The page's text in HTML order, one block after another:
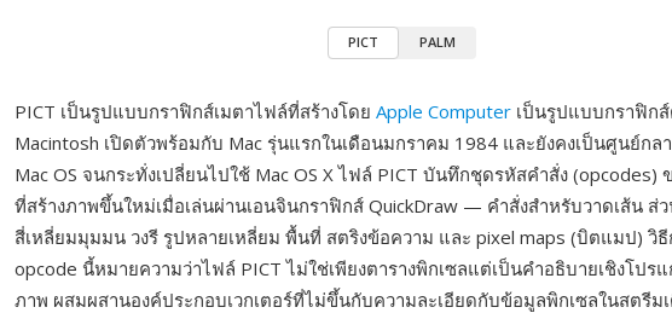
PICT PALM
PICT เป็นรูปแบบกราฟิกส์เมตาไฟล์ที่สร้างโดย Apple Computer เป็นรูปแบบกราฟิก
Macintosh เปิดตัวพร้อมกับ Mac รุ่นแรกในเดือนมกราคม 1984 และยังคงเป็นศูนย์กล
Mac OS จนกระทั่งเปลี่ยนไปใช้ Mac OS X ไฟล์ PICT บันทึกชุดรหัสคำสั่ง (opcodes)
ที่สร้างภาพขึ้นใหม่เมื่อเล่นผ่านเอนจินกราฟิกส์ QuickDraw — คำสั่งสำหรับวาดเส้น ส่
สี่เหลี่ยมมุมมน วงรี รูปหลายเหลี่ยม พื้นที่ สตริงข้อความ และ pixel maps (บิตแมป) วิ
opcode นี้หมายความว่าไฟล์ PICT ไม่ใช่เพียงตารางพิกเซลแต่เป็นคำอธิบายเชิงโปร
ภาพ ผสมผสานองค์ประกอบเวกเตอร์ที่ไม่ขึ้นกับความละเอียดกับข้อมูลพิกเซลในสตรีม